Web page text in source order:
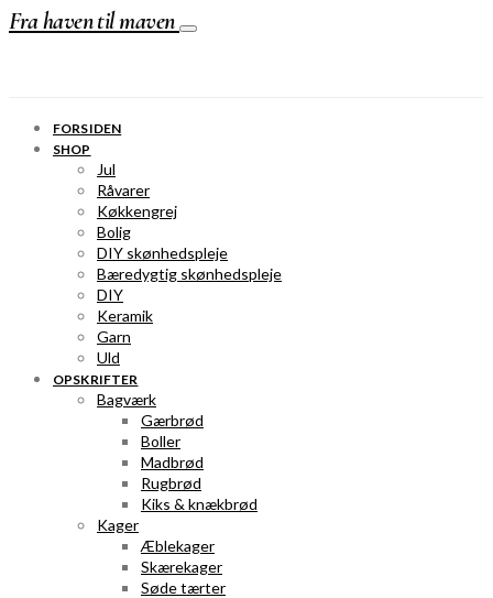
Fra haven til maven
FORSIDEN
SHOP
Jul
Råvarer
Køkkengrej
Bolig
DIY skønhedspleje
Bæredygtig skønhedspleje
DIY
Keramik
Garn
Uld
OPSKRIFTER
Bagværk
Gærbrød
Boller
Madbrød
Rugbrød
Kiks & knækbrød
Kager
Æblekager
Skærekager
Søde tærter